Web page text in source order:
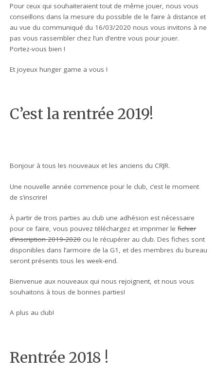
Pour ceux qui souhaiteraient tout de même jouer, nous vous
conseillons dans la mesure du possible de le faire à distance et
au vue du communiqué du 16/03/2020 nous vous invitons à ne
pas vous rassembler chez l’un d’entre vous pour jouer.
Portez-vous bien !
Et joyeux hunger game a vous !
C’est la rentrée 2019!
Bonjour à tous les nouveaux et les anciens du CRJR.
Une nouvelle année commence pour le club, c’est le moment
de s’inscrire!
À partir de trois parties au club une adhésion est nécessaire
pour ce faire, vous pouvez téléchargez et imprimer lefichier
d’inscription 2019-2020ou le récupérer au club. Des fiches sont
disponibles dans l’armoire de la G1, et des membres du bureau
seront présents tous les week-end.
Bienvenue aux nouveaux qui nous rejoignent, et nous vous
souhaitons à tous de bonnes parties!
A plus au club!
Rentrée 2018 !